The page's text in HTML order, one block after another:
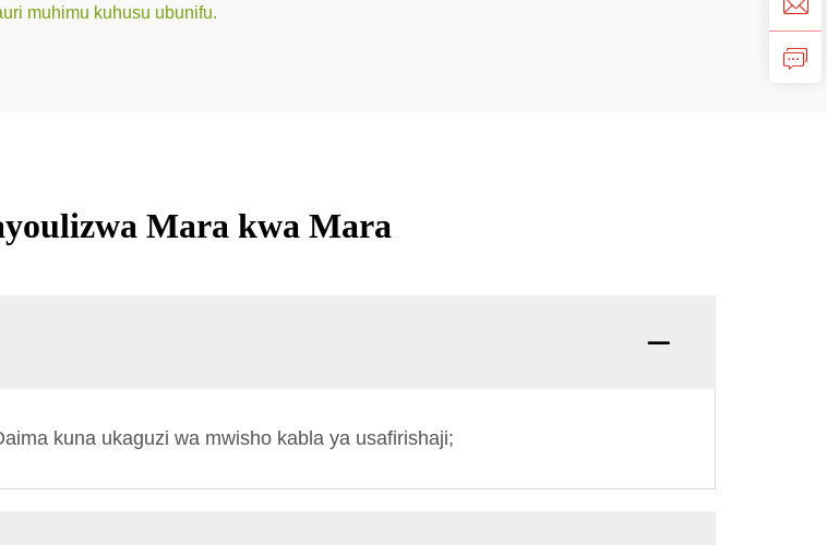
muhimu kuhusu ubunifu.
Mara kwa Mara
kuna ukaguzi wa mwisho kabla ya usafirishaji;